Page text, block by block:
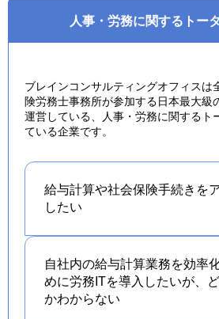
人事・労務に関するトー
ブレインコンサルティングオフィスは
険労務士事務所が参加する日本最大級
運営している、人事・労務に関するト
ている企業です。
給与計算や社会保険手続きを
したい
自社内の給与計算業務を効率
めに労務ITを導入したいが、
かわからない